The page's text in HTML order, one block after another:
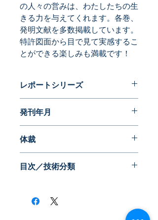
の人々の営みは、わたしたちの生
きる力を与えてくれます。各巻、
発明文献を多数掲載しています。
特許図面から目で見て実感するこ
とができる楽しみも満載です！
レポートシリーズ
発刊年月
体裁
目次／技術分類